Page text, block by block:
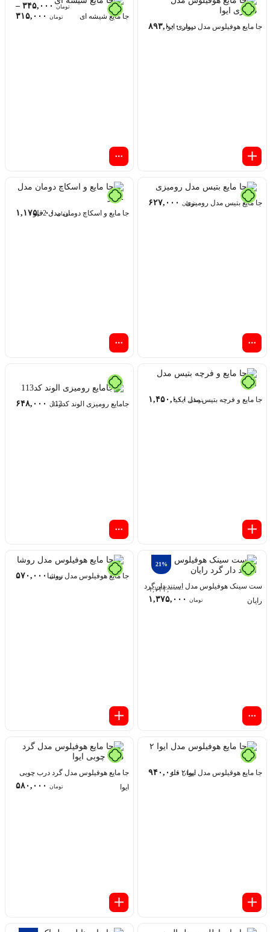
جا مایع هوفیلوس مدل دیواری ایوا
تومان۸۹۳,۰۰۰
جا مایع شیشه ای
تومان۳۴۵,۰۰۰ –
تومان
جا مایع بتیس مدل رومیزی
تومان۶۲۷,۰۰۰
جا مایع و اسکاچ دومان مدل 2قلو
تومان۱,۱۷۵,۰۰۰
جا مایع و فرچه بتیس مدل ایکیا
تومان۱,۴۵۰,۰۰۰ جامایع رومیزی الوند کد113تومان
21%
ست سینک هوفیلوس مدل استند دار گرد
رایان
۱,۷۴۲,۰۰۰
تومان۱,۳۷۵,۰۰۰
جا مایع هوفیلوس مدل روشا
تومان۵۷۰,۰۰۰
جا مایع هوفیلوس مدل ایوا ۲ قلو
تومان۹۴۰,۰۰۰
جا مایع هوفیلوس مدل گرد درب چوبی
ایوا
تومان